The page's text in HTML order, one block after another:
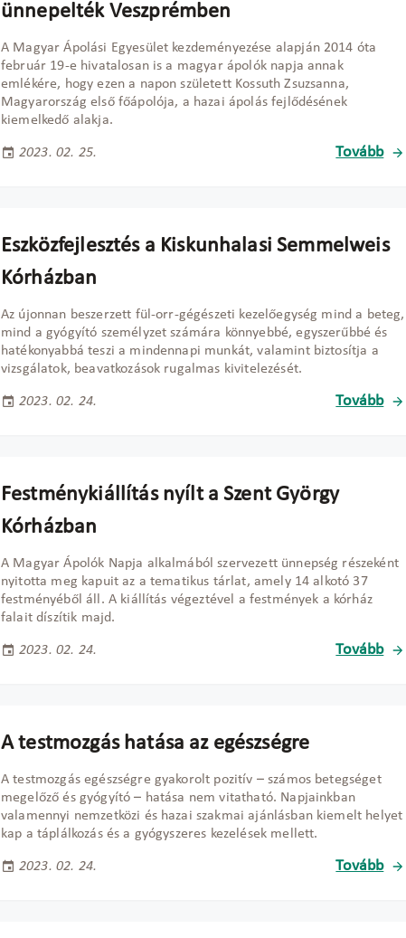
ünnepelték Veszprémben
A Magyar Ápolási Egyesület kezdeményezése alapján 2014 óta
február 19-e hivatalosan is a magyar ápolók napja annak
emlékére, hogy ezen a napon született Kossuth Zsuzsanna,
Magyarország első főápolója, a hazai ápolás fejlődésének
kiemelkedő alakja.
2023. 02. 25. Tovább
Eszközfejlesztés a Kiskunhalasi Semmelweis
Kórházban
Az újonnan beszerzett fül-orr-gégészeti kezelőegység mind a beteg,
mind a gyógyító személyzet számára könnyebbé, egyszerűbbé és
hatékonyabbá teszi a mindennapi munkát, valamint biztosítja a
vizsgálatok, beavatkozások rugalmas kivitelezését.
2023. 02. 24. Tovább
Festménykiállítás nyílt a Szent György
Kórházban
A Magyar Ápolók Napja alkalmából szervezett ünnepség részeként
nyitotta meg kapuit az a tematikus tárlat, amely 14 alkotó 37
festményéből áll. A kiállítás végeztével a festmények a kórház
falait díszítik majd.
2023. 02. 24. Tovább
A testmozgás hatása az egészségre
A testmozgás egészségre gyakorolt pozitív – számos betegséget
megelőző és gyógyító – hatása nem vitatható. Napjainkban
valamennyi nemzetközi és hazai szakmai ajánlásban kiemelt helyet
kap a táplálkozás és a gyógyszeres kezelések mellett.
2023. 02. 24. Tovább